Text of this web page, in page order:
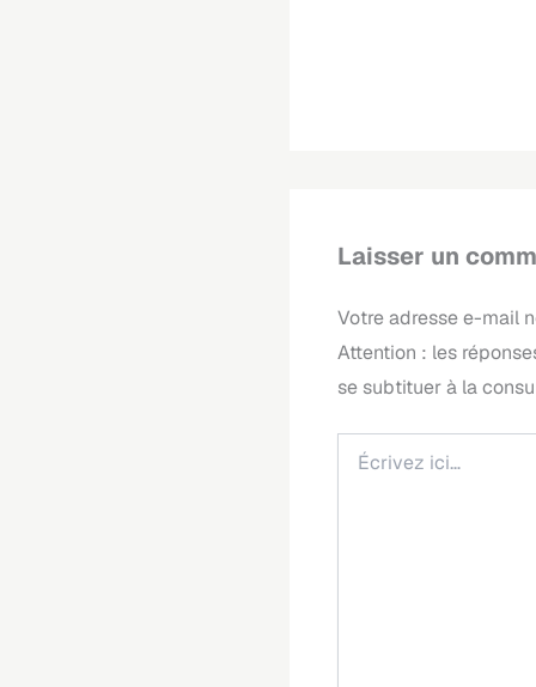
Laisser un
Votre adresse e-mail
ici…